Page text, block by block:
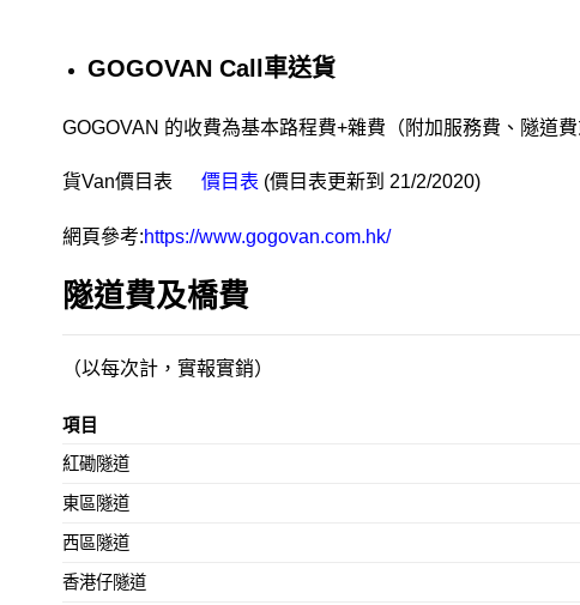
GOGOVAN Call車送貨
GOGOVAN 的收費為基本路程費+雜費（附加服務費、隧道
貨Van價目表 價目表 (價目表更新到 21/2/2020)
網頁參考:https://www.gogovan.com.hk/
隧道費及橋費
（以每次計，實報實銷）
項目
紅磡隧道
東區隧道
西區隧道
香港仔隧道